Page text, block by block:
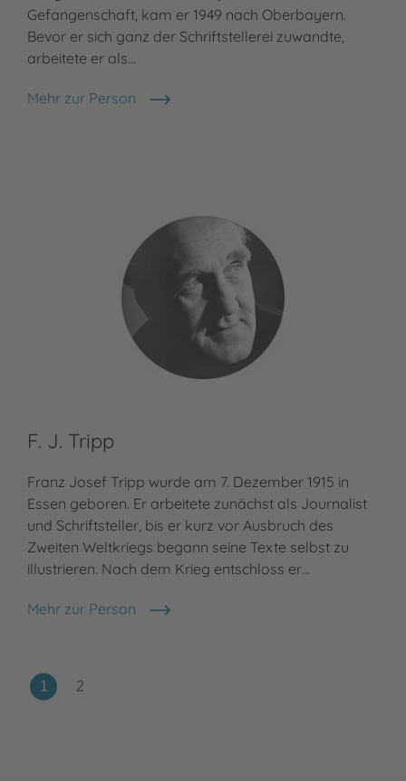
Gefangenschaft, kam er 1949 nach Oberbayern.
Bevor er sich ganz der Schriftstellerei zuwandte,
arbeitete er als…
Mehr zur Person
Otfried Preußler
F. J. Tripp
Franz Josef Tripp wurde am 7. Dezember 1915 in
Essen geboren. Er arbeitete zunächst als Journalist
und Schriftsteller, bis er kurz vor Ausbruch des
Zweiten Weltkriegs begann seine Texte selbst zu
illustrieren. Nach dem Krieg entschloss er…
Mehr zur Person
F. J. Tripp